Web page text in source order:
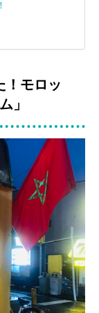
！モロッ
」